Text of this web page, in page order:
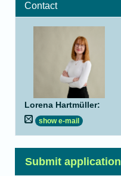
Contact
Lorena Hartmüller:
show e-mail
Submit application